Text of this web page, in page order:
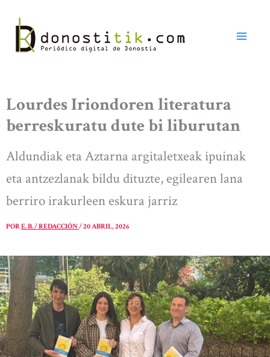
contenido
Lourdes Iriondoren literatura
berreskuratu dute bi liburutan
Aldundiak eta Aztarna argitaletxeak ipuinak
eta antzezlanak bildu dituzte, egilearen lana
berriro irakurleen eskura jarriz
PORE. B. / REDACCIÓN/20 ABRIL, 2026